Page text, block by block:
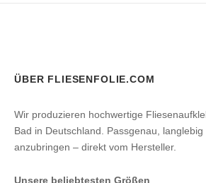
ÜBER FLIESENFOLIE.COM
Wir produzieren hochwertige
Bad in Deutschland. Passgenau,
anzubringen – direkt vom Hersteller.
Unsere beliebtesten Größen